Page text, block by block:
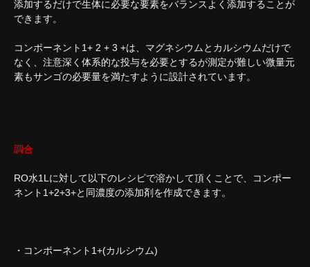
添加するだけで生体に必要な要素をバランスよく添加することが
できます。
コンポーネント1+ 2 + 3 +は、マグネシウムとカルシウムだけで
なく、注意深く体系的な投与を必要とするが測定が難しい微量元
素もサンゴの必要量を満たすように設計されています。
調合
RO水1Lに対して以下のレシピで溶かして頂くことで、コンポー
ネント1+2+3+と同濃度の添加剤を作成できます。
・コンポーネント1+(カルシウム)